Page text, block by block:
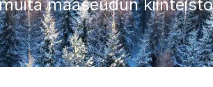
maaseudun